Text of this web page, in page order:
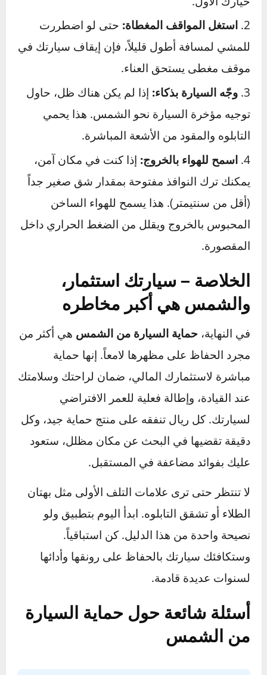
وفقدانها لخصائصها، لذا يُنصح بالالتزام بموعد
زيت المحرك في الصيف بشكل أدق من الشتاء.
أوقف سيارتك كالمحترفين – فن
اختيار المكان المثالي
ابحث عن الظل الطبيعي:الأشجار والمباني هي
خيارك الأول.
استغل المواقف المغطاة:
حتى لو اضطررت
للمشي لمسافة أطول قليلاً، فإن إيقاف سيارتك في
موقف مغطى يستحق العناء.
وجّه السيارة بذكاء:إذا لم يكن هناك ظل، حاول
توجيه مؤخرة السيارة نحو الشمس. هذا يحمي
التابلوه والمقود من الأشعة المباشرة.
اسمح للهواء بالخروج:إذا كنت في مكان آمن،
يمكنك ترك النوافذ مفتوحة بمقدار شق صغير جداً
(أقل من سنتيمتر). هذا يسمح للهواء الساخن
المحبوس بالخروج ويقلل من الضغط الحراري داخل
المقصورة.
الخلاصة – سيارتك استثمار،
والشمس هي أكبر مخاطره